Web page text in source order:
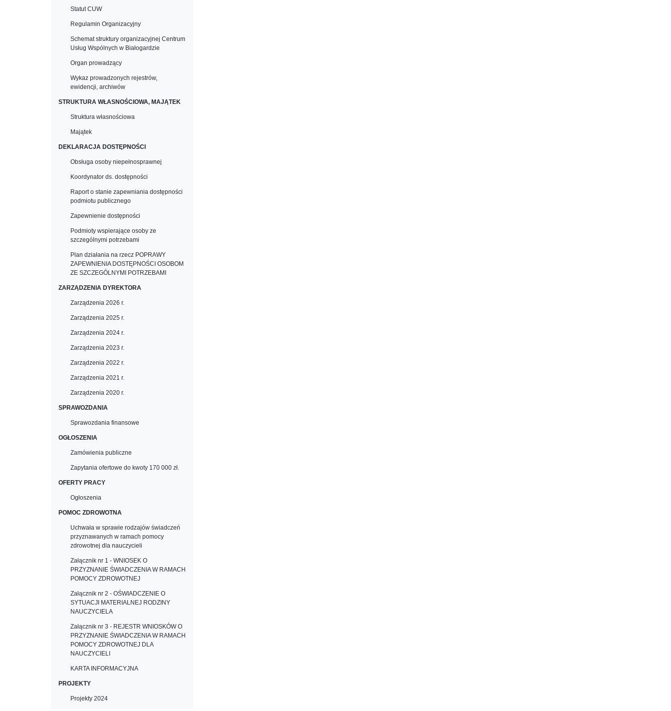
Statut CUW
Regulamin Organizacyjny
Schemat struktury organizacyjnej Centrum
Usług Wspólnych w Białogardzie
Organ prowadzący
Wykaz prowadzonych rejestrów,
ewidencji, archiwów
STRUKTURA WŁASNOŚCIOWA, MAJĄTEK
Struktura własnościowa
Majątek
DEKLARACJA DOSTĘPNOŚCI
Obsługa osoby niepełnosprawnej
Koordynator ds. dostępności
Raport o stanie zapewniania dostępności
podmiotu publicznego
Zapewnienie dostępności
Podmioty wspierające osoby ze
szczególnymi potrzebami
Plan działania na rzecz POPRAWY
ZAPEWNIENIA DOSTĘPNOŚCI OSOBOM
ZE SZCZEGÓLNYMI POTRZEBAMI
ZARZĄDZENIA DYREKTORA
Zarządzenia 2026 r.
Zarządzenia 2025 r.
Zarządzenia 2024 r.
Zarządzenia 2023 r.
Zarządzenia 2022 r.
Zarządzenia 2021 r.
Zarządzenia 2020 r.
SPRAWOZDANIA
Sprawozdania finansowe
OGŁOSZENIA
Zamówienia publiczne
Zapytania ofertowe do kwoty 170 000 zł.
OFERTY PRACY
Ogłoszenia
POMOC ZDROWOTNA
Uchwała w sprawie rodzajów świadczeń
przyznawanych w ramach pomocy
zdrowotnej dla nauczycieli
Załącznik nr 1 - WNIOSEK O
PRZYZNANIE ŚWIADCZENIA W RAMACH
POMOCY ZDROWOTNEJ
Załącznik nr 2 - OŚWIADCZENIE O
SYTUACJI MATERIALNEJ RODZINY
NAUCZYCIELA
Załącznik nr 3 - REJESTR WNIOSKÓW O
PRZYZNANIE ŚWIADCZENIA W RAMACH
POMOCY ZDROWOTNEJ DLA
NAUCZYCIELI
KARTA INFORMACYJNA
PROJEKTY
Projekty 2024